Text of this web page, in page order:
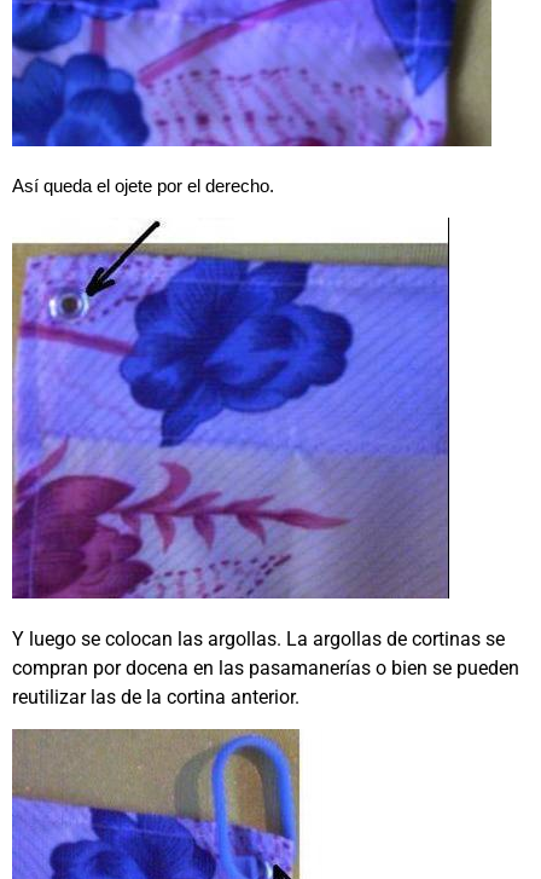
Así queda el ojete por el derecho.
Y luego se colocan las argollas. La argollas de cortinas se
compran por docena en las pasamanerías o bien se pueden
reutilizar las de la cortina anterior.